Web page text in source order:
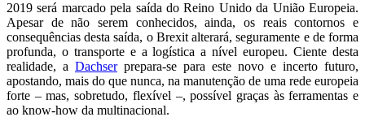
2019 será marcado pela saída do Reino Unido da União Europeia.
Apesar de não serem conhecidos, ainda, os reais contornos e
consequências desta saída, o Brexit alterará, seguramente e de forma
profunda, o transporte e a logística a nível europeu. Ciente desta
realidade, a Dachserprepara-se para este novo e incerto futuro,
apostando, mais do que nunca, na manutenção de uma rede europeia
forte – mas, sobretudo, flexível –, possível graças às ferramentas e
ao know-how da multinacional.